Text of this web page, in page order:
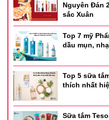
Nguyên Đán
sắc Xuân
Top 7 mỹ
dầu mụn,
Top 5 sữa
thích nhất
Sữa tắm